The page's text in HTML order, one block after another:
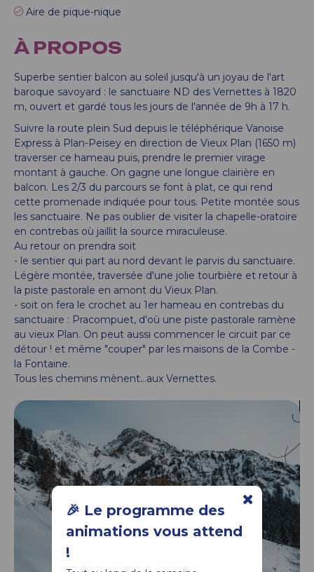
🎉 Le programme des
animations vous attend
!
Aire de pique-nique
À PROPOS
Superbe sentier balcon au soleil jusqu'à un joyau de l'art
baroque savoyard : le sanctuaire ND des Vernettes à 1820
m, ouvert et gardé tous les jours de l'année de 9h à 17 h.
Suivre la route plein Sud depuis le téléphérique Vanoise
Express à Plan-Peisey en direction de Vieux Plan (1650 m)
traverser ce hameau puis, prendre le premier virage
montant à gauche. On gagne une longue clairière en
balcon. Les 2/3 du parcours se font à plat, ce qui rend
cette promenade indiquée pour tous. Petite montée sous
les sanctuaire. Ne pas oublier de visiter la chapelle-oratoire
en contrebas où jaillit la source miraculeuse.
Au retour on prendra soit
- le sentier qui part au nord devant le parvis du sanctuaire.
Légère montée, traversée d'une jolie tourbière et retour à
la piste pastorale en amont du Vieux Plan.
- soit on fera le crochet au 1er hameau en contrebas du
sanctuaire : Pracompuet, d'où une piste pastorale ramène
au vieux Plan. On peut aussi commencer le circuit par ce
détour ! et même "couper" par les maisons de la Combe -
la Fontaine.
Tous les chemins mènent...aux Vernettes.